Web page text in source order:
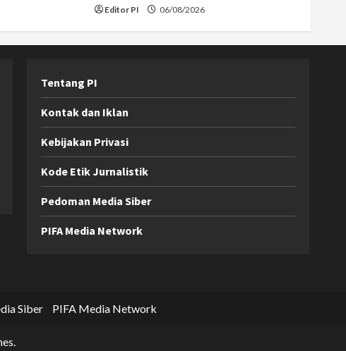
Editor PI 06/08/2026
Tentang PI
Kontak dan Iklan
Kebijakan Privasi
Kode Etik Jurnalistik
Pedoman Media Siber
PIFA Media Network
Siber PIFA Media Network